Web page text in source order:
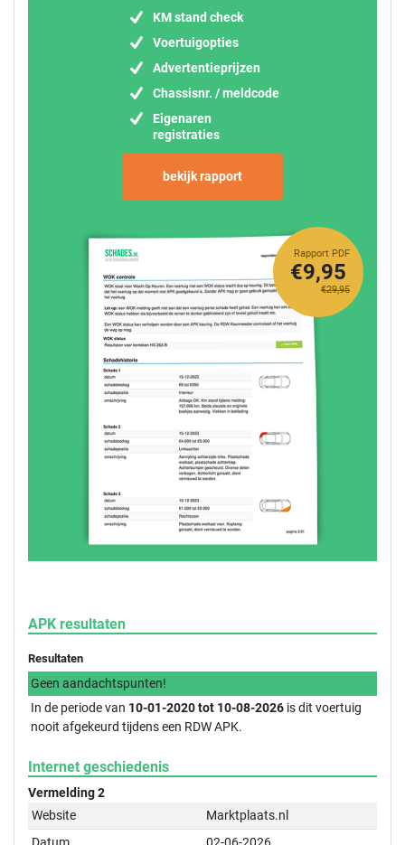
KM stand check
Voertuigopties
Advertentieprijzen
Chassisnr. / meldcode
Eigenaren
registraties
bekijk rapport
Rapport PDF
€29,95
€9,95
APK resultaten
Resultaten
Geen aandachtspunten!
In de periode van 10-01-2020 tot 10-08-2026 is dit voertuig
nooit afgekeurd tijdens een RDW APK.
Internet geschiedenis
Vermelding 2
Website
Marktplaats.nl
Datum
02-06-2026